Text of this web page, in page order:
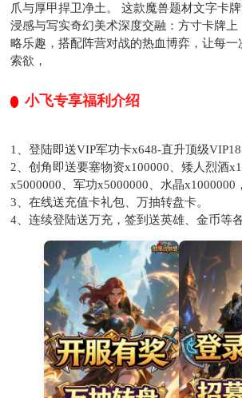
爪与厚甲捍卫净土。 这款魔兽题材文字卡
浸感与写实奇幻美术深度交融：方寸卡牌
略乐趣，搭配阵营对战的热血博弈，让每
索欲，
小飞专享福利介绍
1、登陆即送VIP军功卡x648-直升顶级VIP18
2、创角即送要塞物资x100000、矮人烈酒
x5000000、军功x5000000、水晶x1000000
3、在线送充值卡礼包、万抽转盘卡。
4、连续登陆送万充，签到送英雄、金币等